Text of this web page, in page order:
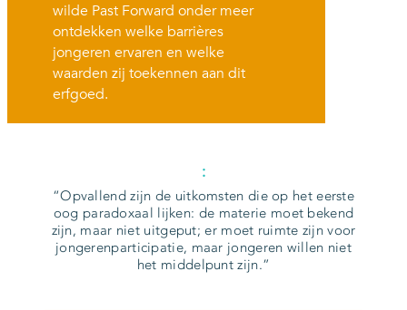
wilde Past Forward onder meer
ontdekken welke barrières
jongeren ervaren en welke
waarden zij toekennen aan dit
erfgoed.
:
Opvallend zijn de uitkomsten die op het eerste
oog paradoxaal lijken: de materie moet bekend
zijn, maar niet uitgeput; er moet ruimte zijn voor
jongerenparticipatie, maar jongeren willen niet
het middelpunt zijn.